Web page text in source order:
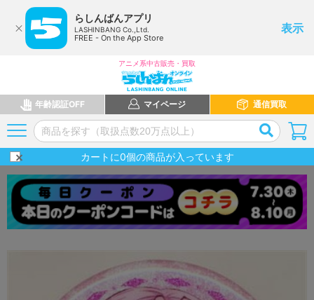
らしんばんアプリ
LASHINBANG Co.,Ltd.
FREE - On the App Store
表示
アニメ系中古販売・買取
年齢認証OFF マイページ 通信買取
カートに0個の商品が入っています